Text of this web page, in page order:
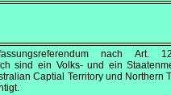
nach Art.
sind ein Volks- und ein
Captial Territory und Northern